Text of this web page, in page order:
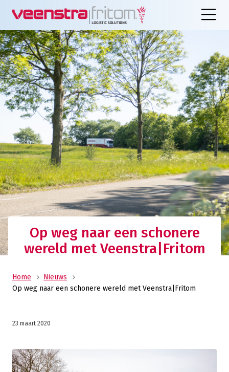
Op weg naar een schonere
wereld met Veenstra|Fritom
Home
Nieuws
Op weg naar een schonere wereld met Veenstra|Fritom
23 maart 2020